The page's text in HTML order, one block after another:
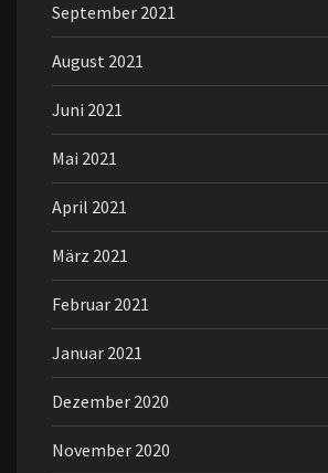
September 2021
August 2021
Juni 2021
Mai 2021
April 2021
März 2021
Februar 2021
Januar 2021
Dezember 2020
November 2020